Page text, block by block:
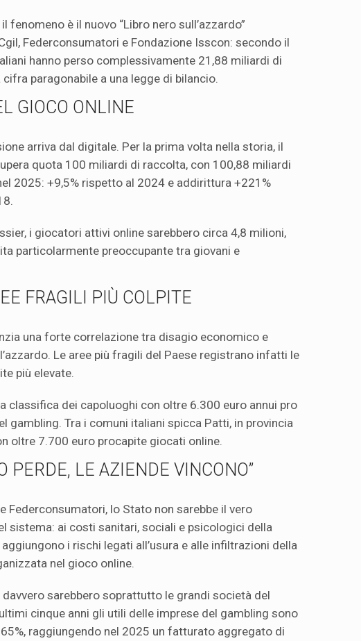
fenomeno è il nuovo “Libro nero sull’azzardo”
Federconsumatori e Fondazione Isscon: secondo il
hanno perso complessivamente 21,88 miliardi di
cifra paragonabile a una legge di bilancio.
GIOCO ONLINE
arriva dal digitale. Per la prima volta nella storia, il
quota 100 miliardi di raccolta, con 100,88 miliardi
2025: +9,5% rispetto al 2024 e addirittura +221%
i giocatori attivi online sarebbero circa 4,8 milioni,
particolarmente preoccupante tra giovani e
FRAGILI PIÙ COLPITE
una forte correlazione tra disagio economico e
Le aree più fragili del Paese registrano infatti le
più elevate.
classifica dei capoluoghi con oltre 6.300 euro annui pro
gambling. Tra i comuni italiani spicca Patti, in provincia
oltre 7.700 euro procapite giocati online.
PERDE, LE AZIENDE VINCONO”
Federconsumatori, lo Stato non sarebbe il vero
sistema: ai costi sanitari, sociali e psicologici della
i rischi legati all’usura e alle infiltrazioni della
nel gioco online.
davvero sarebbero soprattutto le grandi società del
cinque anni gli utili delle imprese del gambling sono
raggiungendo nel 2025 un fatturato aggregato di